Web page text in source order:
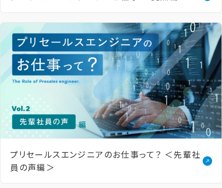
プリセールスエンジニアの​お仕事って？​ ＜先輩社
員の​声編＞